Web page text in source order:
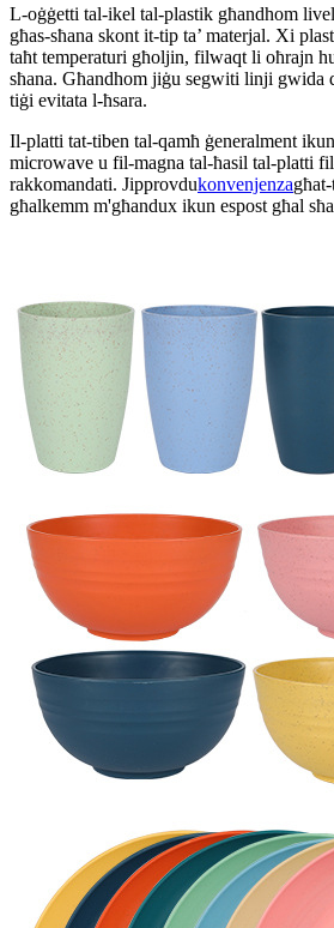
L-oġġetti tal-ikel tal-plastik għandhom
għas-sħana skont it-tip ta’ materjal. Xi
taħt temperaturi għoljin, filwaqt li oħrajn
sħana. Għandhom jiġu segwiti linji gwida
tiġi evitata l-ħsara.
Il-platti tat-tiben tal-qamħ ġeneralment
microwave u fil-magna tal-ħasil tal-platti
rakkomandati. Jipprovdukonvenjenza
għalkemm m'għandux ikun espost għal